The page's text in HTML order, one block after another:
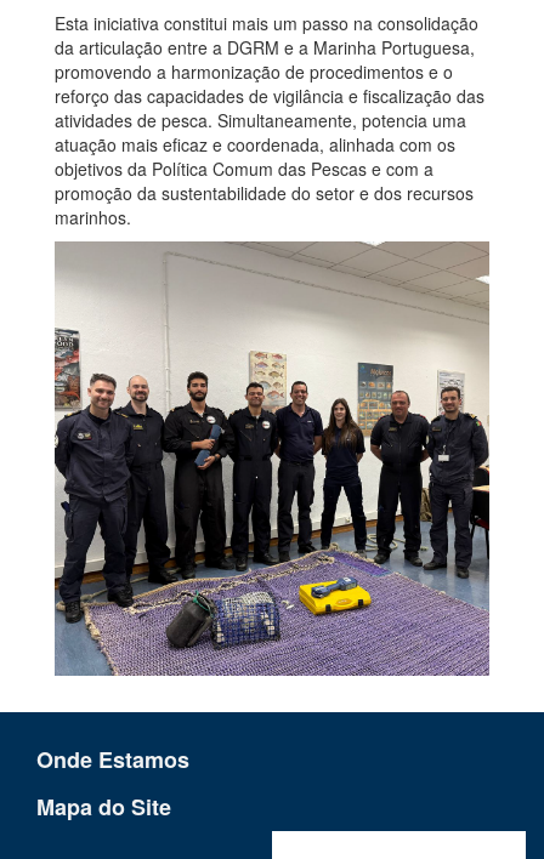
Esta iniciativa constitui mais um passo na consolidação
da articulação entre a DGRM e a Marinha Portuguesa,
promovendo a harmonização de procedimentos e o
reforço das capacidades de vigilância e fiscalização das
atividades de pesca. Simultaneamente, potencia uma
atuação mais eficaz e coordenada, alinhada com os
objetivos da Política Comum das Pescas e com a
promoção da sustentabilidade do setor e dos recursos
marinhos.
Onde Estamos
Mapa do Site